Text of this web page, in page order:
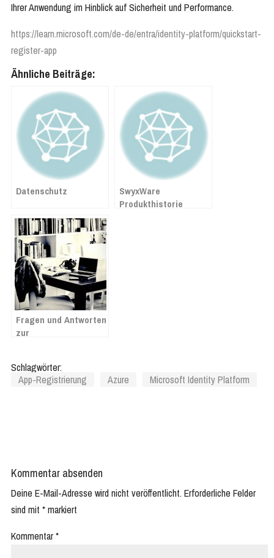
Ihrer Anwendung im Hinblick auf Sicherheit und Performance.
https://learn.microsoft.com/de-de/entra/identity-platform/quickstart-
register-app
Ähnliche Beiträge:
Datenschutz
SwyxWare
Produkthistorie
Fragen und Antworten
zur
Lexware
Schlagwörter:
App-Registrierung
Azure Microsoft Identity Platform
Kommentar absenden
Deine E-Mail-Adresse wird nicht veröffentlicht. Erforderliche Felder
sind mit *markiert
Kommentar*